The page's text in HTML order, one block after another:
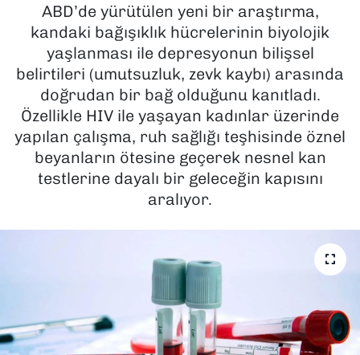
ABD’de yürütülen yeni bir araştırma,
kandaki bağışıklık hücrelerinin biyolojik
yaşlanması ile depresyonun bilişsel
belirtileri (umutsuzluk, zevk kaybı) arasında
doğrudan bir bağ olduğunu kanıtladı.
Özellikle HIV ile yaşayan kadınlar üzerinde
yapılan çalışma, ruh sağlığı teşhisinde öznel
beyanların ötesine geçerek nesnel kan
testlerine dayalı bir geleceğin kapısını
aralıyor.
POLİTİKA
SAĞLIK
SPOR
TEKNOLOJİ